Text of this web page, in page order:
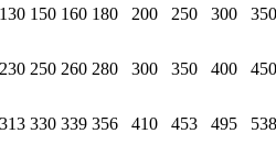
130 150 160 180 200 250 300 350
230 250 260 280 300 350 400 450
313 330 339 356 410 453 495 538